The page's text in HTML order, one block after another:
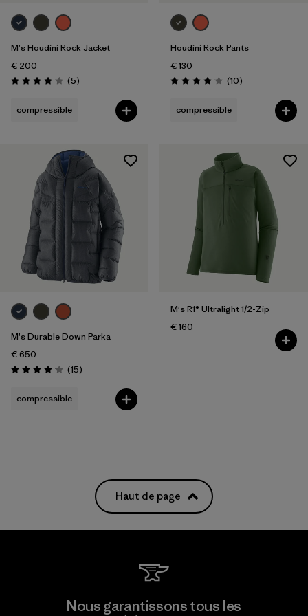
M's Houdini Rock Jacket
€ 200
Évaluation: 4.2 / 5
(5Avis
)
compressible
Houdini Rock Pants
€ 130
Évaluation: 4.1 / 5
(10Avis
)
compressible
M's Durable Down Parka
€ 650
Évaluation: 4.1 / 5
(15Avis
)
compressible
M's R1® Ultralight 1/2-Zip
€ 160
Haut de page
Nous garantissons tous les